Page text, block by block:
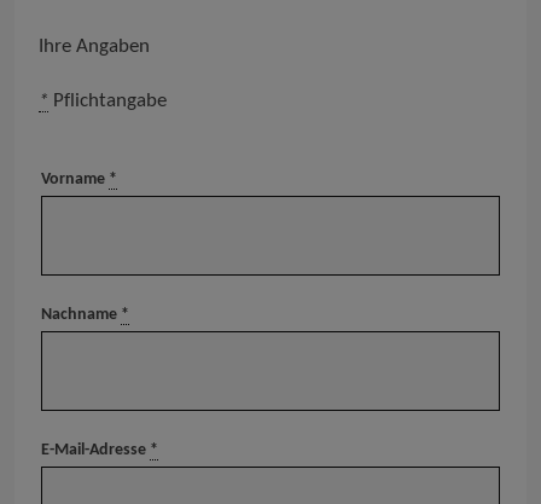
Ihre Angaben
* Pflichtangabe
Vorname *
Nachname *
E-Mail-Adresse *